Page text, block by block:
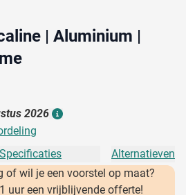
| Aluminium |
2026
Specificaties
Alternatieven
of wil je een voorstel op maat?
uur een vrijblijvende offerte!